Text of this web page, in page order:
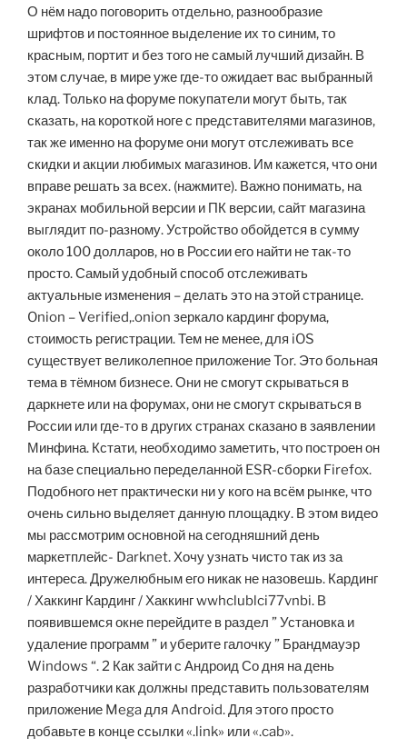
О нём надо поговорить отдельно, разнообразие
шрифтов и постоянное выделение их то синим, то
красным, портит и без того не самый лучший дизайн. В
этом случае, в мире уже где-то ожидает вас выбранный
клад. Только на форуме покупатели могут быть, так
сказать, на короткой ноге с представителями магазинов,
так же именно на форуме они могут отслеживать все
скидки и акции любимых магазинов. Им кажется, что они
вправе решать за всех. (нажмите). Важно понимать, на
экранах мобильной версии и ПК версии, сайт магазина
выглядит по-разному. Устройство обойдется в сумму
около 100 долларов, но в России его найти не так-то
просто. Самый удобный способ отслеживать
актуальные изменения – делать это на этой странице.
Onion – Verified,.onion зеркало кардинг форума,
стоимость регистрации. Тем не менее, для iOS
существует великолепное приложение Tor. Это больная
тема в тёмном бизнесе. Они не смогут скрываться в
даркнете или на форумах, они не смогут скрываться в
России или где-то в других странах сказано в заявлении
Минфина. Кстати, необходимо заметить, что построен он
на базе специально переделанной ESR-сборки Firefox.
Подобного нет практически ни у кого на всём рынке, что
очень сильно выделяет данную площадку. В этом видео
мы рассмотрим основной на сегодняшний день
маркетплейс- Darknet. Хочу узнать чисто так из за
интереса. Дружелюбным его никак не назовешь. Кардинг
/ Хаккинг Кардинг / Хаккинг wwhclublci77vnbi. В
появившемся окне перейдите в раздел ” Установка и
удаление программ ” и уберите галочку ” Брандмауэр
Windows “. 2 Как зайти с Андроид Со дня на день
разработчики как должны представить пользователям
приложение Mega для Android. Для этого просто
добавьте в конце ссылки «.link» или «.cab».